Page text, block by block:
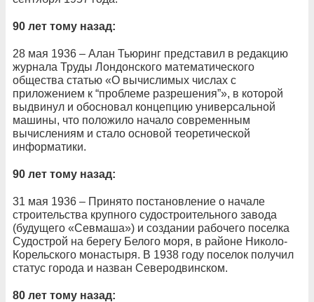
90 лет тому назад:
28 мая 1936 – Алан Тьюринг представил в редакцию
журнала Труды Лондонского математического
общества статью «О вычислимых числах с
приложением к “проблеме разрешения”», в которой
выдвинул и обосновал концепцию универсальной
машины, что положило начало современным
вычислениям и стало основой теоретической
информатики.
90 лет тому назад:
31 мая 1936 – Принято постановление о начале
строительства крупного судостроительного завода
(будущего «Севмаша») и создании рабочего поселка
Судострой на берегу Белого моря, в районе Николо-
Корельского монастыря. В 1938 году поселок получил
статус города и назван Северодвинском.
80 лет тому назад: